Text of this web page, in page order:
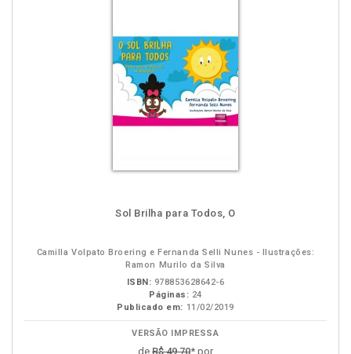
Sol Brilha para Todos, O
Camilla Volpato Broering e Fernanda Selli Nunes - Ilustrações:
Ramon Murilo da Silva
ISBN: 978853628642-6
Páginas: 24
Publicado em: 11/02/2019
VERSÃO IMPRESSA
de R$ 49,70* por